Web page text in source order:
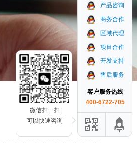
产品咨询
商务合作
区域代理
项目合作
开发支持
售后服务
客户服务热线
400-6722-705
微信扫一扫
可以快速咨询